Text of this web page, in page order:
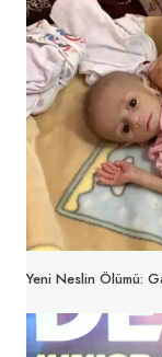
Yeni Neslin Ölümü: